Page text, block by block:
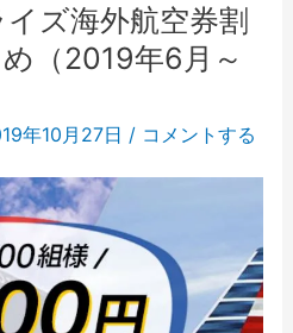
ズ海外航空券割
（2019年6月～
年10月27日 / コメントする